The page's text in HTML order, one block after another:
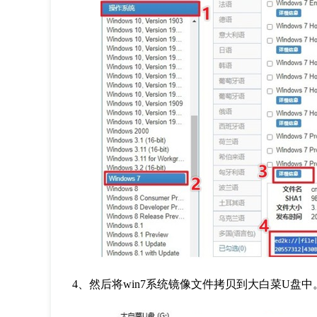
4 、然后将win7系统镜像文件拷贝到大白菜U盘中